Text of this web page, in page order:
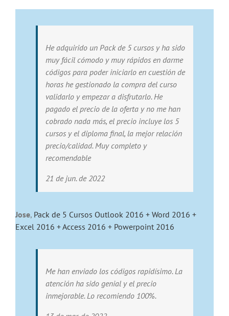
He adquirido un Pack de 5 cursos y ha sido
muy fácil cómodo y muy rápidos en darme
códigos para poder iniciarlo en cuestión de
horas he gestionado la compra del curso
validarlo y empezar a disfrutarlo. He
pagado el precio de la oferta y no me han
cobrado nada más, el precio incluye los 5
cursos y el diploma final, la mejor relación
precio/calidad. Muy completo y
recomendable
21 de jun. de 2022
Jose, Pack de 5 Cursos Outlook 2016 + Word 2016 +
Excel 2016 + Access 2016 + Powerpoint 2016
Me han enviado los códigos rapidísimo. La
atención ha sido genial y el precio
inmejorable. Lo recomiendo 100%.